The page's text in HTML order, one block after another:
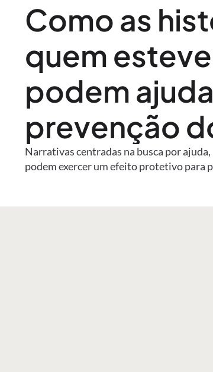
Como as
quem
podem
prevenção
Narrativas centradas na busca por
podem exercer um efeito protetivo para